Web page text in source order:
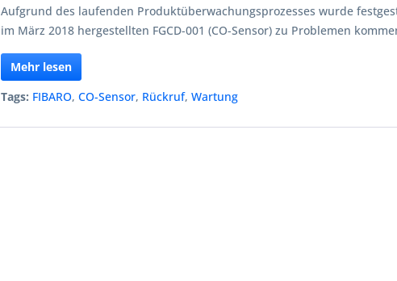
Aufgrund des laufenden Produktüberwachungsprozesses wurde
im März 2018 hergestellten FGCD-001 (CO-Sensor) zu Problemen
Mehr lesen
Tags: FIBARO,CO-Sensor, Rückruf,Wartung